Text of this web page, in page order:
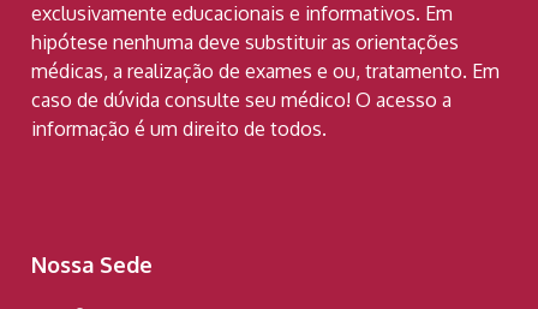
exclusivamente educacionais e informativos. Em
hipótese nenhuma deve substituir as orientações
médicas, a realização de exames e ou, tratamento. Em
caso de dúvida consulte seu médico! O acesso a
informação é um direito de todos.
Nossa Sede